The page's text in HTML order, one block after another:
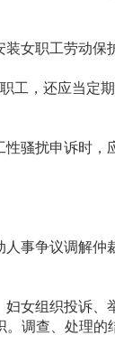
女职工劳动保
工，还应当定
骚扰申诉时，
事争议调解仲
女组织投诉、
调查、处理的